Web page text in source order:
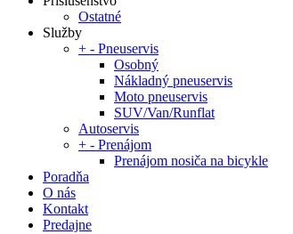
Ostatné
Služby
+ - Pneuservis
Osobný
Nákladný pneuservis
Moto pneuservis
SUV/Van/Runflat
Autoservis
+ - Prenájom
Prenájom nosiča na bicykle
Poradňa
O nás
Kontakt
Predajne